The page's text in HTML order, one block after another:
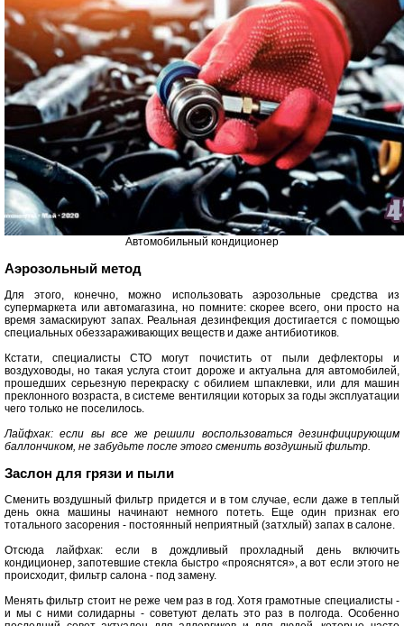
Автомобильный кондиционер
Аэрозольный метод
Для этого, конечно, можно использовать аэрозольные средства из
супермаркета или автомагазина, но помните: скорее всего, они просто на
время замаскируют запах. Реальная дезинфекция достигается с помощью
специальных обеззараживающих веществ и даже антибиотиков.
Кстати, специалисты СТО могут почистить от пыли дефлекторы и
воздуховоды, но такая услуга стоит дороже и актуальна для автомобилей,
прошедших серьезную перекраску с обилием шпаклевки, или для машин
преклонного возраста, в системе вентиляции которых за годы эксплуатации
чего только не поселилось.
Лайфхак: если вы все же решили воспользоваться дезинфицирующим
баллончиком, не забудьте после этого сменить воздушный фильтр.
Заслон для грязи и пыли
Сменить воздушный фильтр придется и в том случае, если даже в теплый
день окна машины начинают немного потеть. Еще один признак его
тотального засорения - постоянный неприятный (затхлый) запах в салоне.
Отсюда лайфхак: если в дождливый прохладный день включить
кондиционер, запотевшие стекла быстро «прояснятся», а вот если этого не
происходит, фильтр салона - под замену.
Менять фильтр стоит не реже чем раз в год. Хотя грамотные специалисты -
и мы с ними солидарны - советуют делать это раз в полгода. Особенно